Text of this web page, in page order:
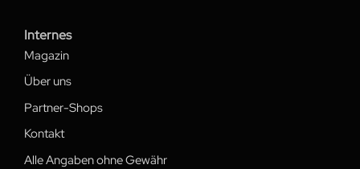
Internes
Magazin
Über uns
Partner-Shops
Kontakt
Alle Angaben ohne Gewähr